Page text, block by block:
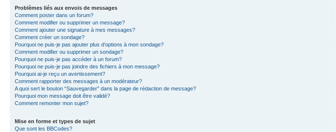
Problèmes liés aux envois de messages
Comment poster dans un forum?
Comment modifier ou supprimer un message?
Comment ajouter une signature à mes messages?
Comment créer un sondage?
Pourquoi ne puis-je pas ajouter plus d’options à mon sondage?
Comment modifier ou supprimer un sondage?
Pourquoi ne puis-je pas accéder à un forum?
Pourquoi ne puis-je pas joindre des fichiers à mon message?
Pourquoi ai-je reçu un avertissement?
Comment rapporter des messages à un modérateur?
A quoi sert le bouton “Sauvegarder” dans la page de rédaction de message?
Pourquoi mon message doit être validé?
Comment remonter mon sujet?
Mise en forme et types de sujet
Que sont les BBCodes?